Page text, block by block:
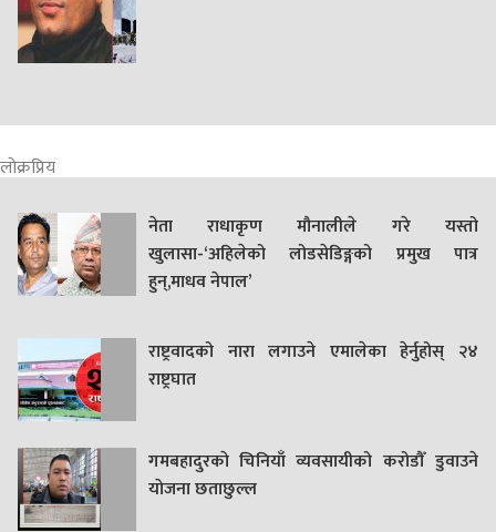
लोक्रप्रिय
नेता राधाकृण मौनालीले गरे यस्तो
खुलासा-‘अहिलेको लोडसेडिङ्गको प्रमुख पात्र
हुन्,माधव नेपाल’
राष्ट्रवादको नारा लगाउने एमालेका हेर्नुहोस् २४
राष्ट्रघात
गमबहादुरकाे चिनियाँ व्यवसायीको करोडौँ डुवाउने
याेजना छताछुल्ल